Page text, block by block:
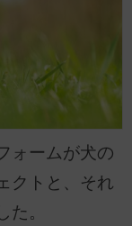
ォームが犬の
クトと、それ
。